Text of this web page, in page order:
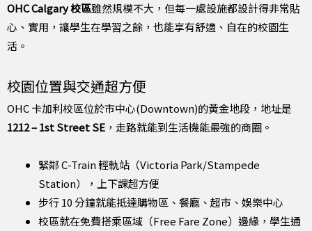
OHC Calgary 校區雖然規模不大，但每一處設施都設計得非常貼
心、實用，讓學生在學習之餘，也能享有舒適、自在的校園生
活。
校園位置與交通超方便
OHC 卡加利校區位於市中心(Downtown)的黃金地段，地址是
1212 – 1st Street SE ，走路就能到生活機能最強的商圈。
緊鄰 C-Train 輕軌站（Victoria Park/Stampede
Station），上下課超方便
步行 10 分鐘就能抵達購物區、餐廳、超市、娛樂中心
校區就在免費搭乘區域（Free Fare Zone）邊緣，學生通